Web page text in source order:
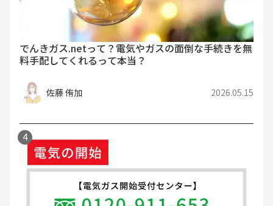
でんきガス.netって？電気やガスの面倒な手続きを無
料手配してくれるって本当？
佐藤 侑加 2026.05.15